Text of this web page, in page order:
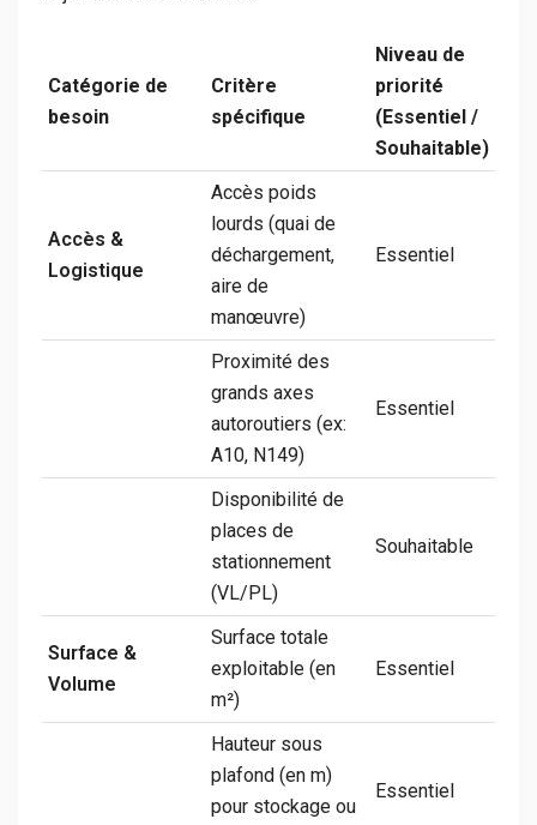
Catégorie de
besoin
Critère
spécifique
Niveau de
priorité
(Essentiel /
Souhaitable)
Accès &
Logistique
Accès poids
lourds (quai de
déchargement,
aire de
manœuvre)
Essentiel
Proximité des
grands axes
autoroutiers (ex:
A10, N149)
Essentiel
Disponibilité de
places de
stationnement
(VL/PL)
Souhaitable
Surface &
Volume
Surface totale
exploitable (en
m²)
Essentiel
Hauteur sous
plafond (en m)
pour stockage ou
Essentiel